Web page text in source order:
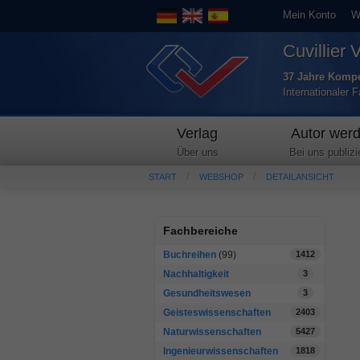
Mein Konto
Cuvillier
37 Jahre
Internationaler
Verlag
Über uns
Autor
Bei uns
START WEBSHOP DETAILANSICHT
Fachbereiche
Buchreihen (99) 1412
Nachhaltigkeit 3
Gesundheitswesen 3
Geisteswissenschaften 2403
Naturwissenschaften 5427
Ingenieurwissenschaften 1818